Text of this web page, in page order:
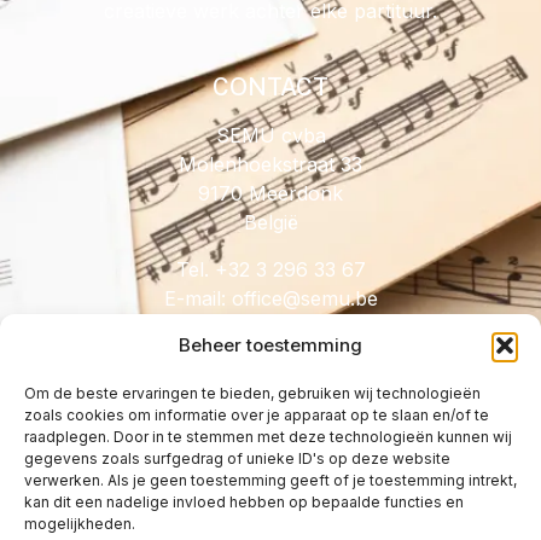
Beheer toestemming
Om de beste ervaringen te bieden, gebruiken wij technologieën
zoals cookies om informatie over je apparaat op te slaan en/of te
raadplegen. Door in te stemmen met deze technologieën kunnen wij
gegevens zoals surfgedrag of unieke ID's op deze website
verwerken. Als je geen toestemming geeft of je toestemming intrekt,
kan dit een nadelige invloed hebben op bepaalde functies en
mogelijkheden.
creatieve werk achter elke partituur.
CONTACT
SEMU cvba
Molenhoekstraat 33
9170 Meerdonk
België
Tel. +32 3 296 33 67
E-mail:
eb.umes
@eciffo
HANDIG
Licenties
Tarieven